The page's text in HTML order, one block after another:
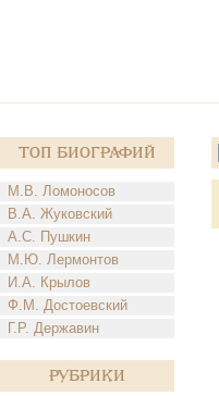
Топ Биографий
М.В. Ломоносов
В.А. Жуковский
А.С. Пушкин
М.Ю. Лермонтов
И.А. Крылов
Ф.М. Достоевский
Г.Р. Державин
Рубрики